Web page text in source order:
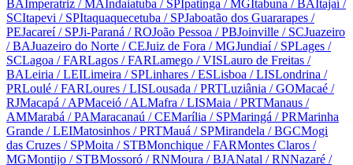
BAImperatriz / MAIndaiatuba / SPIpatinga / MGItabuna / BAItajaí/
SCItapevi / SPItaquaquecetuba / SPJaboatão dos Guararapes /
PEJacareí/ SPJi-Paraná / ROJoão Pessoa / PBJoinville / SCJuazeiro
/ BAJuazeiro do Norte / CEJuiz de Fora / MGJundiaí/ SPLages /
SCLagoa / FARLagos / FARLamego / VISLauro de Freitas /
BALeiria / LEILimeira / SPLinhares / ESLisboa / LISLondrina /
PRLoulé / FARLoures / LISLousada / PRTLuziânia / GOMacaé /
RJMacapá / APMaceió / ALMafra / LISMaia / PRTManaus /
AMMarabá / PAMaracanaú / CEMarília / SPMaringá / PRMarinha
Grande / LEIMatosinhos / PRTMauá / SPMirandela / BGCMogi
das Cruzes / SPMoita / STBMonchique / FARMontes Claros /
MGMontijo / STBMossoró / RNMoura / BJANatal / RNNazaré /